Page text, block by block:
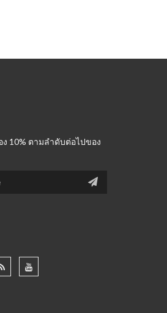
10% ตามลำดับต่อไปของ